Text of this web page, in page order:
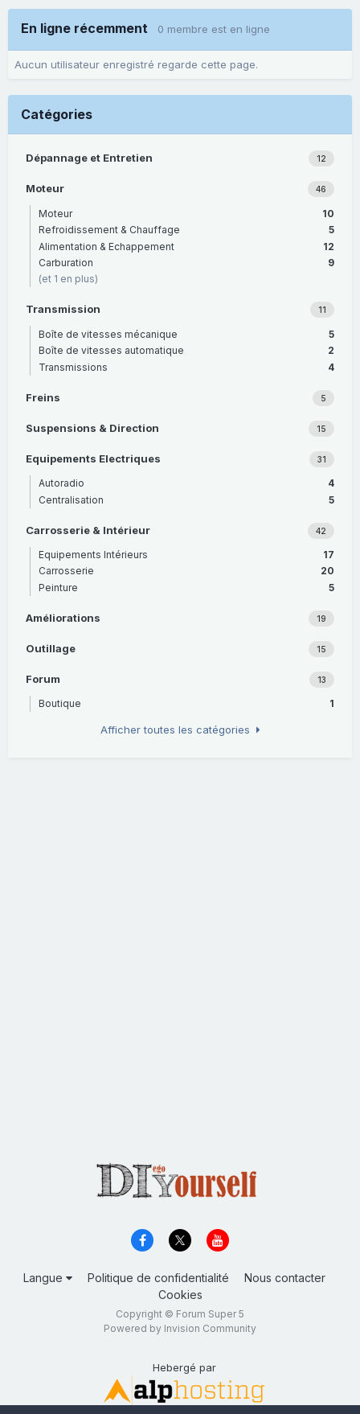
En ligne récemment 0 membre est en ligne
Aucun utilisateur enregistré regarde cette page.
Catégories
12
Dépannage et Entretien
46
Moteur
10
Moteur
5
Refroidissement & Chauffage
12
Alimentation & Echappement
9
Carburation
(et 1 en plus)
11
Transmission
5
Boîte de vitesses mécanique
2
Boîte de vitesses automatique
4
Transmissions
5
Freins
15
Suspensions & Direction
31
Equipements Electriques
4
Autoradio
5
Centralisation
42
Carrosserie & Intérieur
17
Equipements Intérieurs
20
Carrosserie
5
Peinture
19
Améliorations
15
Outillage
13
Forum
1
Boutique
Afficher toutes les catégories
Langue Politique de confidentialité
Nous contacter
Cookies
Copyright © Forum Super 5
Powered by Invision Community
Hebergé par